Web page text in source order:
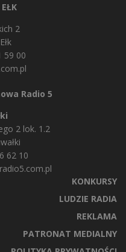
2
59 00
Radio 5
2 lok. 1.2
62 10
KONKURSY
LUDZIE RADIA
REKLAMA
PATRONAT MEDIALNY